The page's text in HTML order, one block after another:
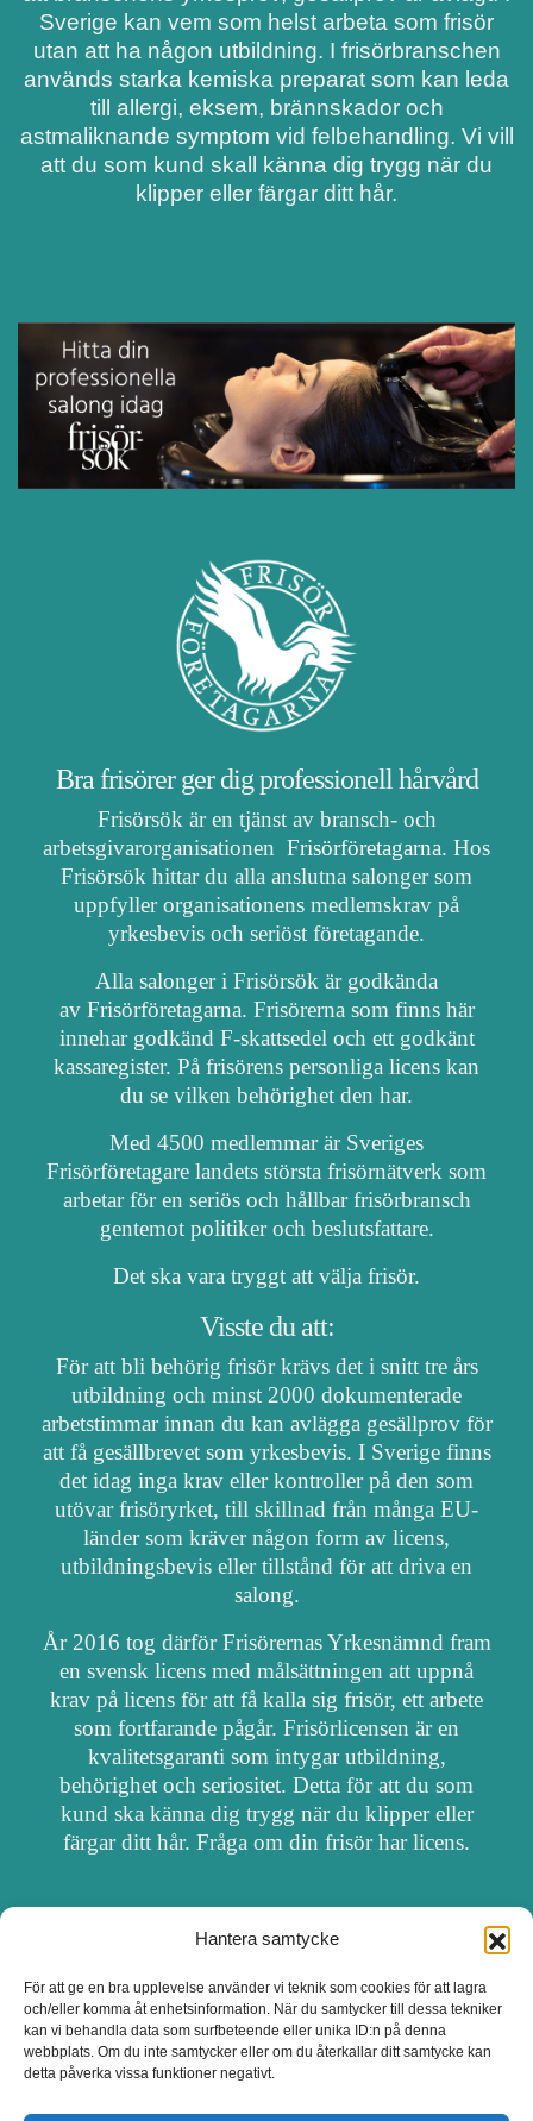
Hantera samtycke
För att ge en bra upplevelse använder vi teknik som cookies för att lagra
och/eller komma åt enhetsinformation. När du samtycker till dessa tekniker
kan vi behandla data som surfbeteende eller unika ID:n på denna
webbplats. Om du inte samtycker eller om du återkallar ditt samtycke kan
detta påverka vissa funktioner negativt.
Sverige kan vem som helst arbeta som frisör
utan att ha någon utbildning. I frisörbranschen
används starka kemiska preparat som kan leda
till allergi, eksem, brännskador och
astmaliknande symptom vid felbehandling. Vi vill
att du som kund skall känna dig trygg när du
klipper eller färgar ditt hår.
Bra frisörer ger dig professionell hårvård
Frisörsök är en tjänst av bransch- och
arbetsgivarorganisationen Frisörföretagarna. Hos
Frisörsök hittar du alla anslutna salonger som
uppfyller organisationens medlemskrav på
yrkesbevis och seriöst företagande.
Alla salonger i Frisörsök är godkända
av Frisörföretagarna. Frisörerna som finns här
innehar godkänd F-skattsedel och ett godkänt
kassaregister. På frisörens personliga licens kan
du se vilken behörighet den har.
Med 4500 medlemmar är Sveriges
Frisörföretagare landets största frisörnätverk som
arbetar för en seriös och hållbar frisörbransch
gentemot politiker och beslutsfattare.
Det ska vara tryggt att välja frisör.
Visste du att:
För att bli behörig frisör krävs det i snitt tre års
utbildning och minst 2000 dokumenterade
arbetstimmar innan du kan avlägga gesällprov för
att få gesällbrevet som yrkesbevis. I Sverige finns
det idag inga krav eller kontroller på den som
utövar frisöryrket, till skillnad från många EU-
länder som kräver någon form av licens,
utbildningsbevis eller tillstånd för att driva en
salong.
År 2016 tog därför Frisörernas Yrkesnämnd fram
en svensk licens med målsättningen att uppnå
krav på licens för att få kalla sig frisör, ett arbete
som fortfarande pågår. Frisörlicensen är en
kvalitetsgaranti som intygar utbildning,
behörighet och seriositet. Detta för att du som
kund ska känna dig trygg när du klipper eller
färgar ditt hår. Fråga om din frisör har licens.
OM FRISÖRSÖK
UPPDATERA SALONG